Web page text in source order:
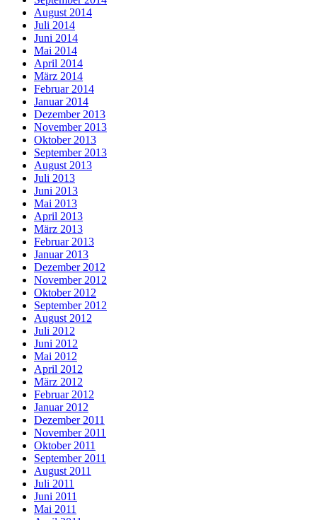
August 2014
Juli 2014
Juni 2014
Mai 2014
April 2014
März 2014
Februar 2014
Januar 2014
Dezember 2013
November 2013
Oktober 2013
September 2013
August 2013
Juli 2013
Juni 2013
Mai 2013
April 2013
März 2013
Februar 2013
Januar 2013
Dezember 2012
November 2012
Oktober 2012
September 2012
August 2012
Juli 2012
Juni 2012
Mai 2012
April 2012
März 2012
Februar 2012
Januar 2012
Dezember 2011
November 2011
Oktober 2011
September 2011
August 2011
Juli 2011
Juni 2011
Mai 2011